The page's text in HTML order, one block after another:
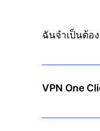
ฉันจำเป็นต้อ
ไม่! เพียงดาว
VPN One
ไม่ เราปฏิบัติต